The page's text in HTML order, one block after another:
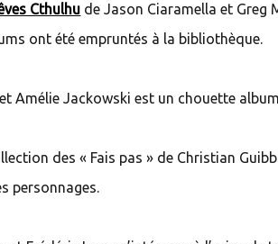
Cthulhu de Jason Ciaramella et Greg
ont été empruntés à la bibliothèque.
Amélie Jackowski est un chouette
des « Fais pas » de Christian
personnages.